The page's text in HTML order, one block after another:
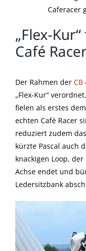
Caferacer
„Flex-
Café Racer
Der Rahmen der CB
„Flex-Kur“
fielen als erstes
echten Café Racer
reduziert zudem
kürzte Pascal auch
knackigen Loop,
Achse endet und
Ledersitzbank